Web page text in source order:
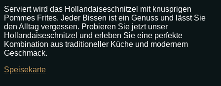
Serviert wird das Hollandaiseschnitzel mit knusprigen
Pommes Frites. Jeder Bissen ist ein Genuss und lässt Sie
den Alltag vergessen. Probieren Sie jetzt unser
Hollandaiseschnitzel und erleben Sie eine perfekte
Kombination aus traditioneller Küche und modernem
Geschmack.
Speisekarte